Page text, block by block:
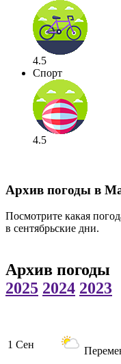
4.5
Спорт
4.5
Архив погоды в
Посмотрите какая
в сентябрьские дни.
Архив погоды
2025 2024 2023
1 Сен